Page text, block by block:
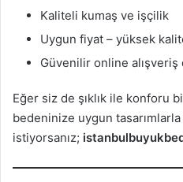
Kaliteli kumaş ve işçilik
Uygun fiyat – yüksek
Güvenilir online alışveriş
Eğer siz de şıklık ile konforu
bedeninize uygun
istiyorsanız;